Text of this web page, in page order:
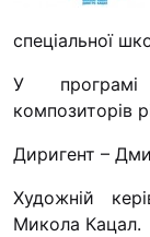
спеціальної
У програмі
композиторів
Диригент –
Художній
Микола Кацал.